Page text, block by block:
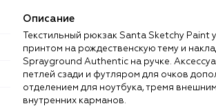
Описание
Текстильный рюкзак Santa Sketchy Paint
принтом на рождественскую тему и
Sprayground Authentic на ручке.
петлей сзади и футляром для очков
отделением для ноутбука, тремя
внутренних карманов.